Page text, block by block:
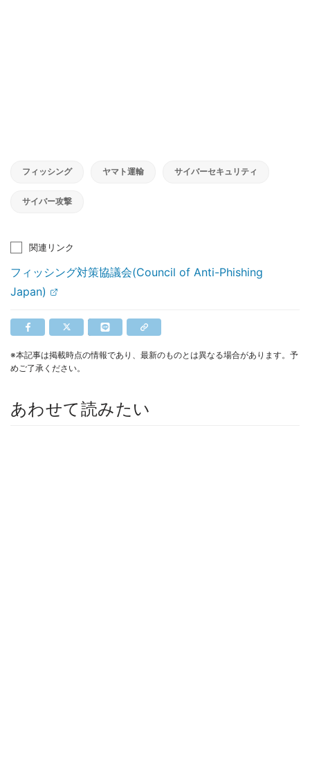
フィッシング ヤマト運輸 サイバーセキュリティ
サイバー攻撃
関連リンク
フィッシング対策協議会(Council of Anti-Phishing
Japan)
※本記事は掲載時点の情報であり、最新のものとは異なる場合があります。予
めご了承ください。
あわせて読みたい